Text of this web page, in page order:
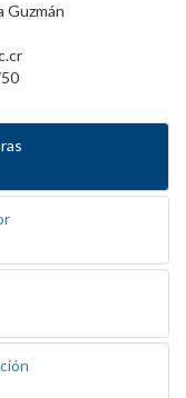
Guzmán